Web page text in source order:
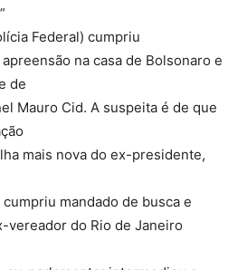
Federal) cumpriu
na casa de Bolsonaro e
de
Mauro Cid. A suspeita é de que
mais nova do ex-presidente,
mandado de busca e
vereador do Rio de Janeiro